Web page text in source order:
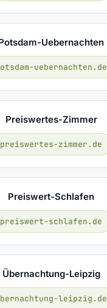
Uebernachten
uebernachten.de
Preiswertes-Zimmer
preiswertes-zimmer.de
Preiswert-Schlafen
preiswert-schlafen.de
Übernachtung-Leipzig
leipzig.de